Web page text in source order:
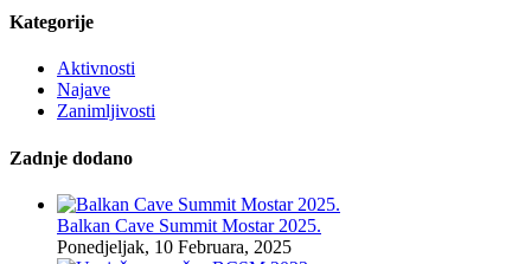
Kategorije
Aktivnosti
Najave
Zanimljivosti
Zadnje dodano
Balkan Cave Summit Mostar 2025.
Ponedjeljak, 10 Februara, 2025